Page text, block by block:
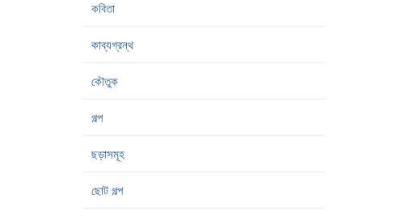
কবিতা
কাব্যগ্রন্থ
কৌতুক
গল্প
ছড়াসমূহ
ছোট গল্প